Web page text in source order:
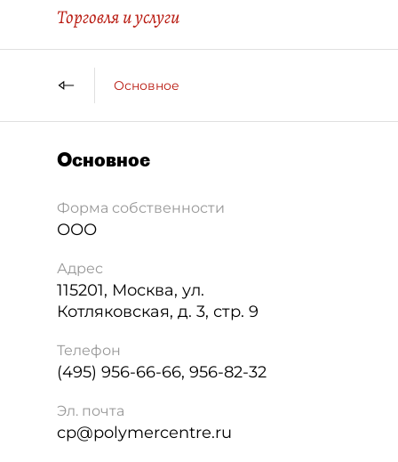
Торговля и услуги
Основное
Основное
Форма собственности
ООО
Адрес
115201, Москва, ул.
Котляковская, д. 3, стр. 9
Телефон
(495) 956-66-66, 956-82-32
Эл. почта
cp@polymercentre.ru